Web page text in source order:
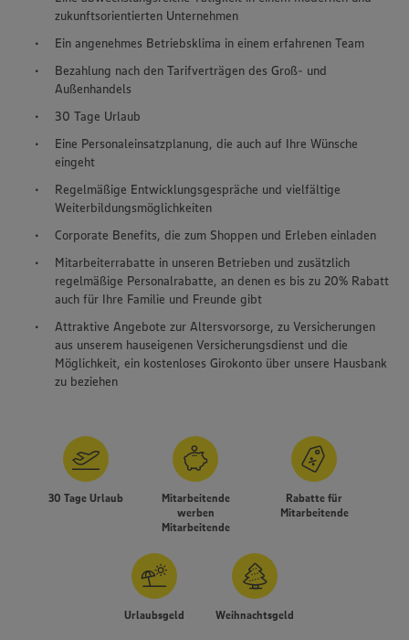
zukunftsorientierten Unternehmen
Ein angenehmes Betriebsklima in einem erfahrenen Team
Bezahlung nach den Tarifverträgen des Groß- und
Außenhandels
30 Tage Urlaub
Eine Personaleinsatzplanung, die auch auf Ihre Wünsche
eingeht
Regelmäßige Entwicklungsgespräche und vielfältige
Weiterbildungsmöglichkeiten
Corporate Benefits, die zum Shoppen und Erleben einladen
Mitarbeiterrabatte in unseren Betrieben und zusätzlich
regelmäßige Personalrabatte, an denen es bis zu 20% Rabatt
auch für Ihre Familie und Freunde gibt
Attraktive Angebote zur Altersvorsorge, zu Versicherungen
aus unserem hauseigenen Versicherungsdienst und die
Möglichkeit, ein kostenloses Girokonto über unsere Hausbank
zu beziehen
30 Tage Urlaub
Mitarbeitende
werben
Mitarbeitende
Rabatte für
Mitarbeitende
Urlaubsgeld Weihnachtsgeld